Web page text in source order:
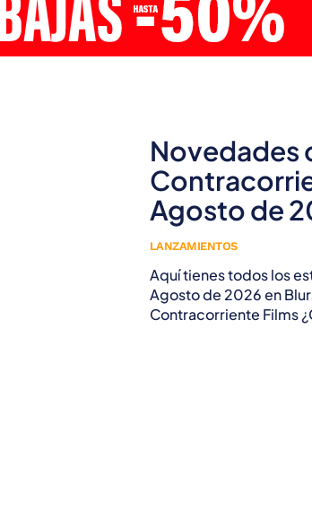
Novedades
Agosto de
LANZAMIENTOS
Aquí tienes todos los
Agosto de 2026 en
Contracorriente Films